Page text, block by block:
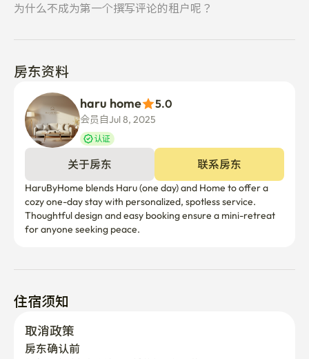
为什么不成为第一个撰写评论的租户呢？
房东资料
haru home 5.0
会员自Jul 8, 2025
认证
关于房东 联系房东
HaruByHome blends Haru (one day) and Home to offer a
cozy one-day stay with personalized, spotless service.
Thoughtful design and easy booking ensure a mini-retreat
for anyone seeking peace.
住宿须知
取消政策
房东确认前